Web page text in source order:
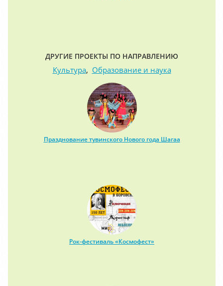
ДРУГИЕ ПРОЕКТЫ ПО НАПРАВЛЕНИЮ
Культура, Образование и наука
Празднование тувинского Нового года Шагаа
Рок-фестиваль «Космофест»